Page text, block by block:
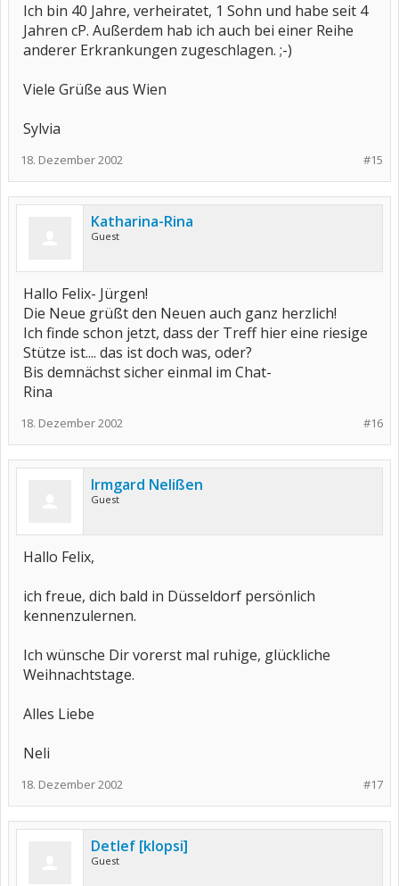
Ich bin 40 Jahre, verheiratet, 1 Sohn und habe seit 4
Jahren cP. Außerdem hab ich auch bei einer Reihe
anderer Erkrankungen zugeschlagen. ;-)
Viele Grüße aus Wien
Sylvia
#15
18. Dezember 2002
Katharina-Rina
Guest
Hallo Felix- Jürgen!
Die Neue grüßt den Neuen auch ganz herzlich!
Ich finde schon jetzt, dass der Treff hier eine riesige
Stütze ist.... das ist doch was, oder?
Bis demnächst sicher einmal im Chat-
Rina
#16
18. Dezember 2002
Irmgard Nelißen
Guest
Hallo Felix,
ich freue, dich bald in Düsseldorf persönlich
kennenzulernen.
Ich wünsche Dir vorerst mal ruhige, glückliche
Weihnachtstage.
Alles Liebe
Neli
#17
18. Dezember 2002
Detlef [klopsi]
Guest